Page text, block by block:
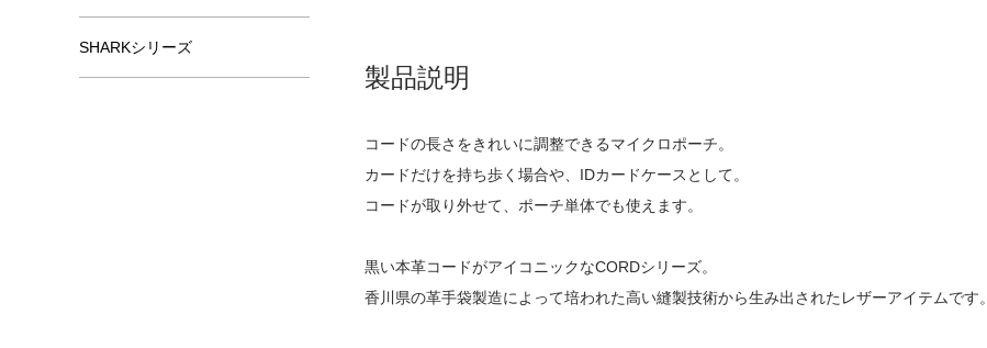
製品説明
コードの長さをきれいに調整できるマイクロポーチ。
カードだけを持ち歩く場合や、IDカードケースとして。
コードが取り外せて、ポーチ単体でも使えます。
黒い本革コードがアイコニックなCORDシリーズ。
香川県の革手袋製造によって培われた高い縫製技術から生み出されたレザーアイテムです。
SHARKシリーズ